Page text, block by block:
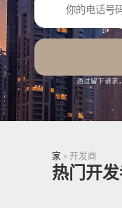
通过留下请求
家 » 开发商
热门开